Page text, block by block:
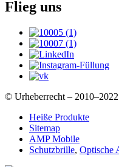
Flieg uns
© Urheberrecht –
Heiße Produkte
Sitemap
AMP Mobile
Schutzbrille, Optische